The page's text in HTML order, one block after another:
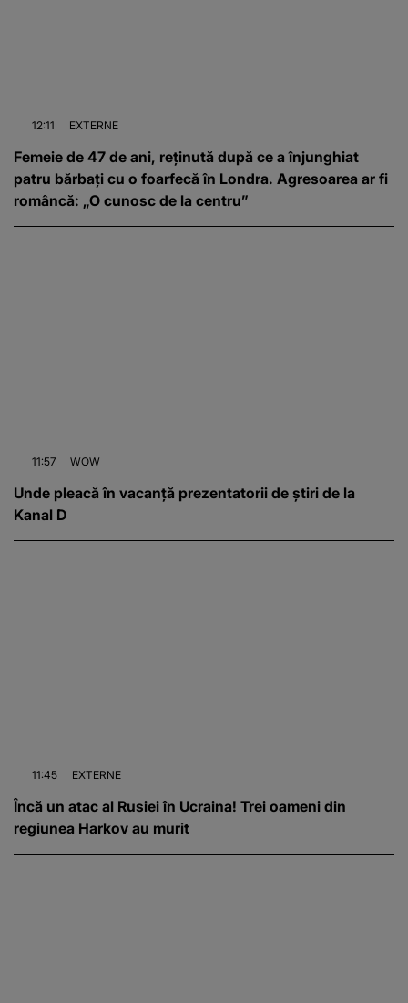
12:11 EXTERNE
Femeie de 47 de ani, reținută după ce a înjunghiat
patru bărbați cu o foarfecă în Londra. Agresoarea ar fi
româncă: „O cunosc de la centru”
11:57 WOW
Unde pleacă în vacanță prezentatorii de știri de la
Kanal D
11:45 EXTERNE
Încă un atac al Rusiei în Ucraina! Trei oameni din
regiunea Harkov au murit